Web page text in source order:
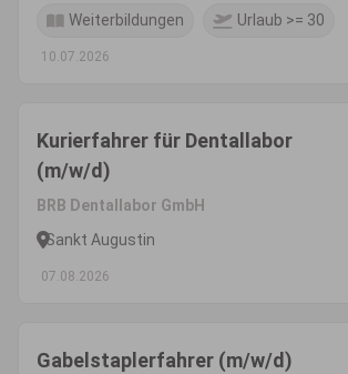
Weiterbildungen Urlaub >= 30
10.07.2026
Kurierfahrer für Dentallabor
(m/w/d)
BRB Dentallabor GmbH
Sankt Augustin
07.08.2026
Gabelstaplerfahrer (m/w/d)